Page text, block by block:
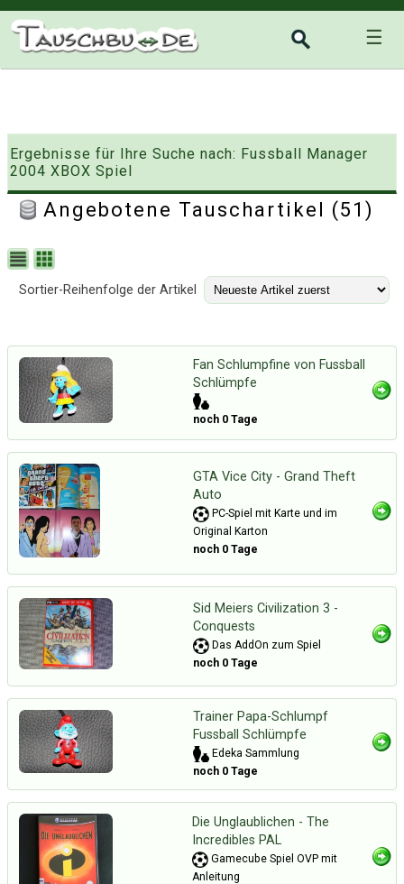
☰
Ergebnisse für Ihre Suche nach: Fussball Manager
2004 XBOX Spiel
Angebotene Tauschartikel (51)
Sortier-Reihenfolge der Artikel
Fan Schlumpfine von Fussball
Schlümpfe
noch 0 Tage
GTA Vice City - Grand Theft
Auto
PC-Spiel mit Karte und im
Original Karton
noch 0 Tage
Sid Meiers Civilization 3 -
Conquests
Das AddOn zum Spiel
noch 0 Tage
Trainer Papa-Schlumpf
Fussball Schlümpfe
Edeka Sammlung
noch 0 Tage
Die Unglaublichen - The
Incredibles PAL
Gamecube Spiel OVP mit
Anleitung